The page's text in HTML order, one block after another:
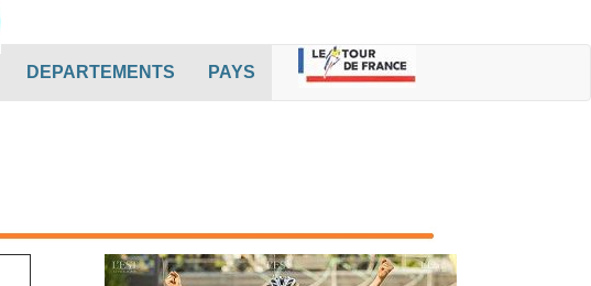
(current)
DEPARTEMENTS (current)
PAYS (cur